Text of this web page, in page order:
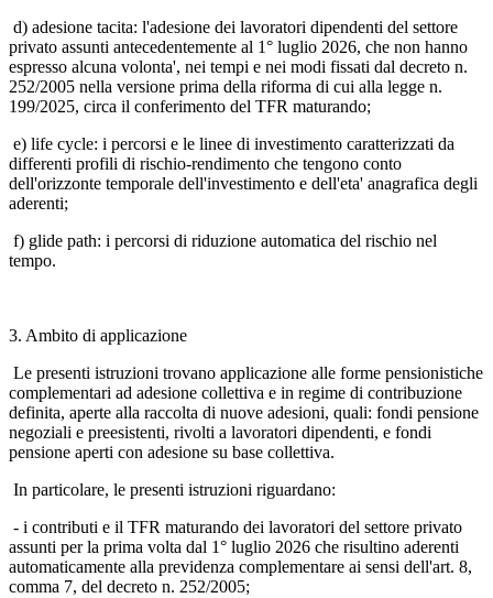
d) adesione tacita: l'adesione dei lavoratori dipendenti del settore
privato assunti antecedentemente al 1° luglio 2026, che non hanno
espresso alcuna volonta', nei tempi e nei modi fissati dal decreto n.
252/2005 nella versione prima della riforma di cui alla legge n.
199/2025, circa il conferimento del TFR maturando;
e) life cycle: i percorsi e le linee di investimento caratterizzati da
differenti profili di rischio-rendimento che tengono conto
dell'orizzonte temporale dell'investimento e dell'eta' anagrafica degli
aderenti;
f) glide path: i percorsi di riduzione automatica del rischio nel
tempo.
3. Ambito di applicazione
Le presenti istruzioni trovano applicazione alle forme pensionistiche
complementari ad adesione collettiva e in regime di contribuzione
definita, aperte alla raccolta di nuove adesioni, quali: fondi pensione
negoziali e preesistenti, rivolti a lavoratori dipendenti, e fondi
pensione aperti con adesione su base collettiva.
In particolare, le presenti istruzioni riguardano:
- i contributi e il TFR maturando dei lavoratori del settore privato
assunti per la prima volta dal 1° luglio 2026 che risultino aderenti
automaticamente alla previdenza complementare ai sensi dell'art. 8,
comma 7, del decreto n. 252/2005;